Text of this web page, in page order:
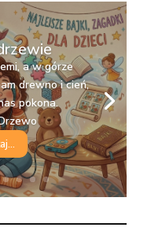
a w górze
drewno i cień,
pokona.